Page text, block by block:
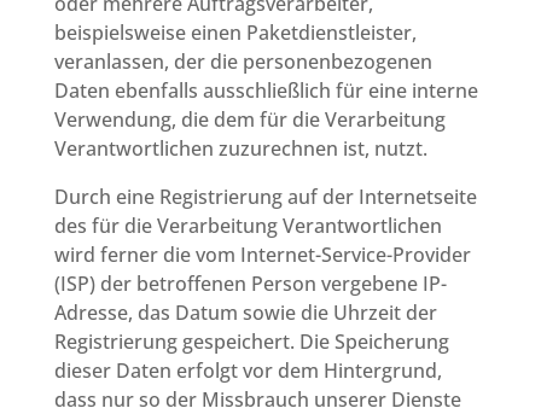
beispielsweise einen Paketdienstleister,
veranlassen, der die personenbezogenen
Daten ebenfalls ausschließlich für eine interne
Verwendung, die dem für die Verarbeitung
Verantwortlichen zuzurechnen ist, nutzt.
Durch eine Registrierung auf der Internetseite
des für die Verarbeitung Verantwortlichen
wird ferner die vom Internet-Service-Provider
(ISP) der betroffenen Person vergebene IP-
Adresse, das Datum sowie die Uhrzeit der
Registrierung gespeichert. Die Speicherung
dieser Daten erfolgt vor dem Hintergrund,
dass nur so der Missbrauch unserer Dienste